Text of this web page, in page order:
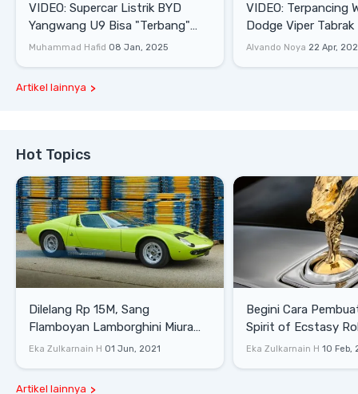
VIDEO: Supercar Listrik BYD
Yangwang U9 Bisa "Terbang"
Lewati Rintangan
Muhammad Hafid 08 Jan, 2025
VIDEO: Terpancing
Dodge Viper Tabrak
Saat Burnout
Alvando Noya 22 Apr,
Artikel lainnya
Hot Topics
Dilelang Rp 15M, Sang
Flamboyan Lamborghini Miura
P400 S
Eka Zulkarnain H 01 Jun, 2021
Begini Cara
Spirit of Ecstasy
Eka Zulkarnain H 10 Feb,
Artikel lainnya